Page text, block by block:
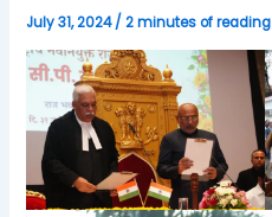
July 31, 2024/2 minutes of reading